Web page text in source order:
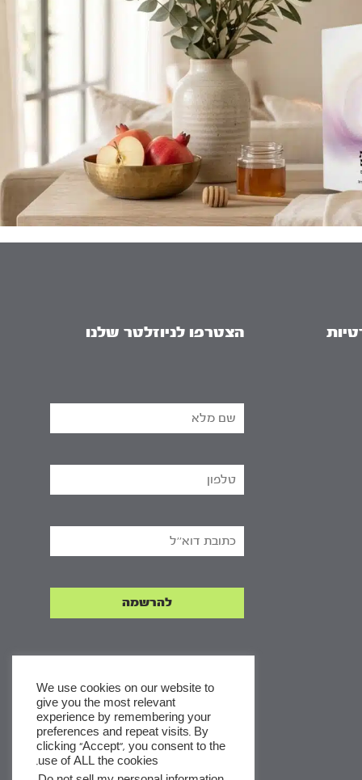
הצטרפו לניוזלטר שלנו
We use cookies on our website to
give you the most relevant
experience by remembering your
preferences and repeat visits. By
clicking “Accept”, you consent to the
use of ALL the cookies.
x
לסדרות
ומסלולי לימוד באתר